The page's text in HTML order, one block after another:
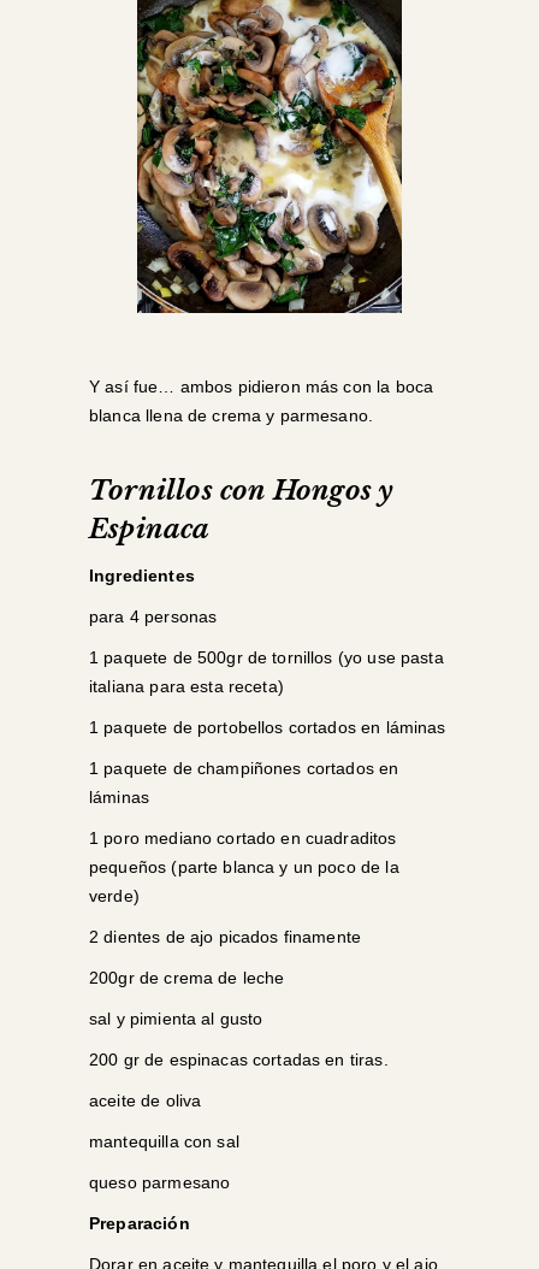
Y así fue… ambos pidieron más con la boca
blanca llena de crema y parmesano.
Tornillos con Hongos y
Espinaca
Ingredientes
para 4 personas
1 paquete de 500gr de tornillos (yo use pasta
italiana para esta receta)
1 paquete de portobellos cortados en láminas
1 paquete de champiñones cortados en
láminas
1 poro mediano cortado en cuadraditos
pequeños (parte blanca y un poco de la
verde)
2 dientes de ajo picados finamente
200gr de crema de leche
sal y pimienta al gusto
200 gr de espinacas cortadas en tiras.
aceite de oliva
mantequilla con sal
queso parmesano
Preparación
Dorar en aceite y mantequilla el poro y el ajo